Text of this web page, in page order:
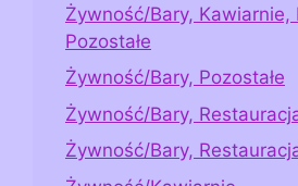
Żywność/Bary, Kawiarnie,
Pozostałe
Żywność/Bary, Pozostałe
Żywność/Bary,
Żywność/Bary,